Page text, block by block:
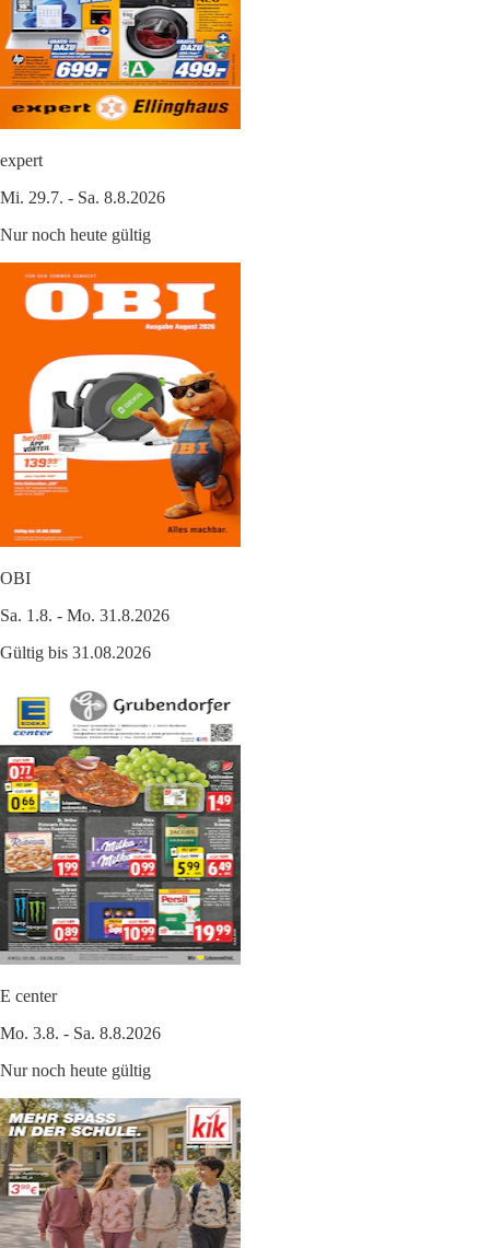
expert
Mi. 29.7. - Sa. 8.8.2026
Nur noch heute gültig
OBI
Sa. 1.8. - Mo. 31.8.2026
Gültig bis 31.08.2026
E center
Mo. 3.8. - Sa. 8.8.2026
Nur noch heute gültig